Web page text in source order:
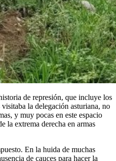
de represión, que incluye los
la delegación asturiana, no
y muy pocas en este espacio
la extrema derecha en armas
En la huida de muchas
de cauces para hacer la